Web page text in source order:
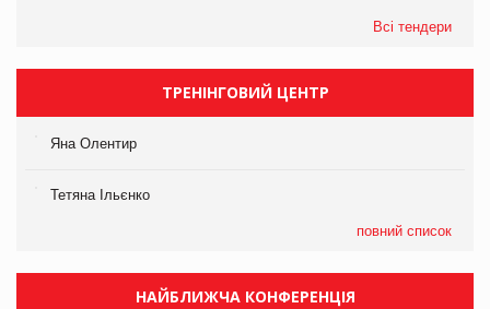
Всі тендери
ТРЕНІНГОВИЙ ЦЕНТР
Яна Олентир
Тетяна Ільєнко
повний список
НАЙБЛИЖЧА КОНФЕРЕНЦІЯ